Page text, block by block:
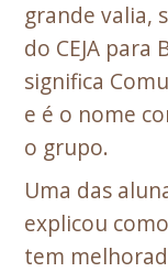
grande valia,
do CEJA para
significa
e é o nome
o grupo.
Uma das
explicou
tem